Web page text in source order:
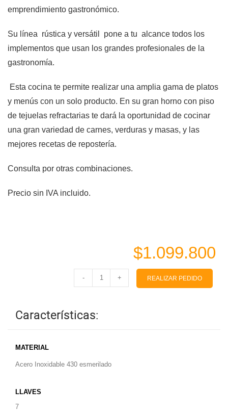
emprendimiento gastronómico.
Su línea rústica y versátil pone a tu alcance todos los
implementos que usan los grandes profesionales de la
gastronomía.
Esta cocina te permite realizar una amplia gama de platos
y menús con un solo producto. En su gran horno con piso
de tejuelas refractarias te dará la oportunidad de cocinar
una gran variedad de carnes, verduras y masas, y las
mejores recetas de repostería.
Consulta por otras combinaciones.
Precio sin IVA incluido.
$1.099.800
- + REALIZAR PEDIDO
Características:
MATERIAL
Acero Inoxidable 430 esmerilado
LLAVES
7